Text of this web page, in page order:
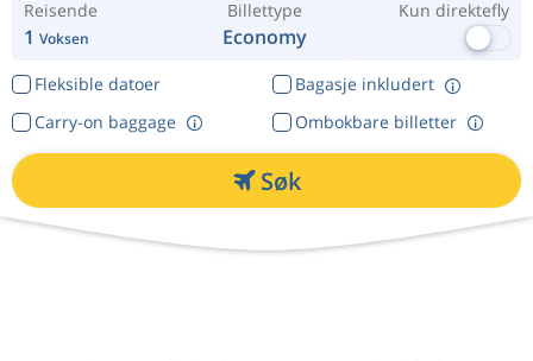
Reisende
1 Voksen
Billettype
Economy
Kun direktefly
Fleksible datoer
Bagasje inkludert
Ombokbare billetter
Carry-on baggage
Søk